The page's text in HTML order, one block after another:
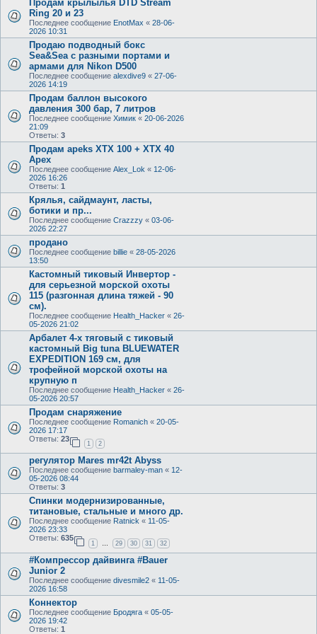
Продам крылылья DTD Stream
Ring 20 и 23
Последнее сообщение EnotMax « 28-06-
2026 10:31
Продаю подводный бокс
Sea&Sea с разными портами и
армами для Nikon D500
Последнее сообщение alexdive9 « 27-06-
2026 14:19
Продам баллон высокого
давления 300 бар, 7 литров
Последнее сообщение Химик « 20-06-2026
21:09
Ответы: 3
Продам apeks XTX 100 + XTX 40
Apex
Последнее сообщение Alex_Lok « 12-06-
2026 16:26
Ответы: 1
Крялья, сайдмаунт, ласты,
ботики и пр...
Последнее сообщение Crazzzy « 03-06-
2026 22:27
продано
Последнее сообщение billie « 28-05-2026
13:50
Кастомный тиковый Инвертор -
для серьезной морской охоты
115 (разгонная длина тяжей - 90
см).
Последнее сообщение Health_Hacker « 26-
05-2026 21:02
Арбалет 4-х тяговый c тиковый
кастомный Big tuna BLUEWATER
EXPEDITION 169 см, для
трофейной морской охоты на
крупную п
Последнее сообщение Health_Hacker « 26-
05-2026 20:57
Продам снаряжение
Последнее сообщение Romanich « 20-05-
2026 17:17
Ответы: 23
1 2
регулятор Mares mr42t Abyss
Последнее сообщение barmaley-man « 12-
05-2026 08:44
Ответы: 3
Спинки модернизированные,
титановые, стальные и много др.
Последнее сообщение Ratnick « 11-05-
2026 23:33
Ответы: 635
1 … 29 30 31 32
#Компрессор дайвинга #Bauer
Junior 2
Последнее сообщение divesmile2 « 11-05-
2026 16:58
Коннектор
Последнее сообщение Бродяга « 05-05-
2026 19:42
Ответы: 1